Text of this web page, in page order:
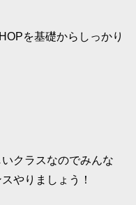
を基礎からしっかり
クラスなのでみんな
やりましょう！